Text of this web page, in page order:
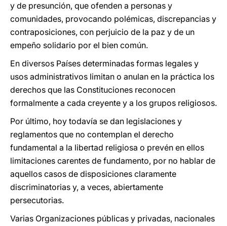
y de presunción, que ofenden a personas y
comunidades, provocando polémicas, discrepancias y
contraposiciones, con perjuicio de la paz y de un
empeño solidario por el bien común.
En diversos Países determinadas formas legales y
usos administrativos limitan o anulan en la práctica los
derechos que las Constituciones reconocen
formalmente a cada creyente y a los grupos religiosos.
Por último, hoy todavía se dan legislaciones y
reglamentos que no contemplan el derecho
fundamental a la libertad religiosa o prevén en ellos
limitaciones carentes de fundamento, por no hablar de
aquellos casos de disposiciones claramente
discriminatorias y, a veces, abiertamente
persecutorias.
Varias Organizaciones públicas y privadas, nacionales